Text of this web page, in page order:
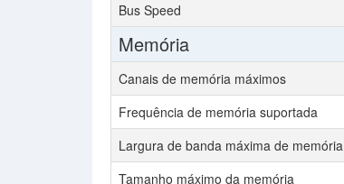
Bus Speed
Memória
Canais de memória máximos
Frequência de memória suportada
Largura de banda máxima de memória
Tamanho máximo da memória